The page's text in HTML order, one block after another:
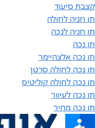
קצבת סיעוד
תו חניה לחולה
תו חניה לנכה
תו נכה
תו נכה אלצהיימר
תו נכה לחולה סרטן
תו נכה לחולה קוליטיס
תו נכה לעיוור
תו נכה מחיר